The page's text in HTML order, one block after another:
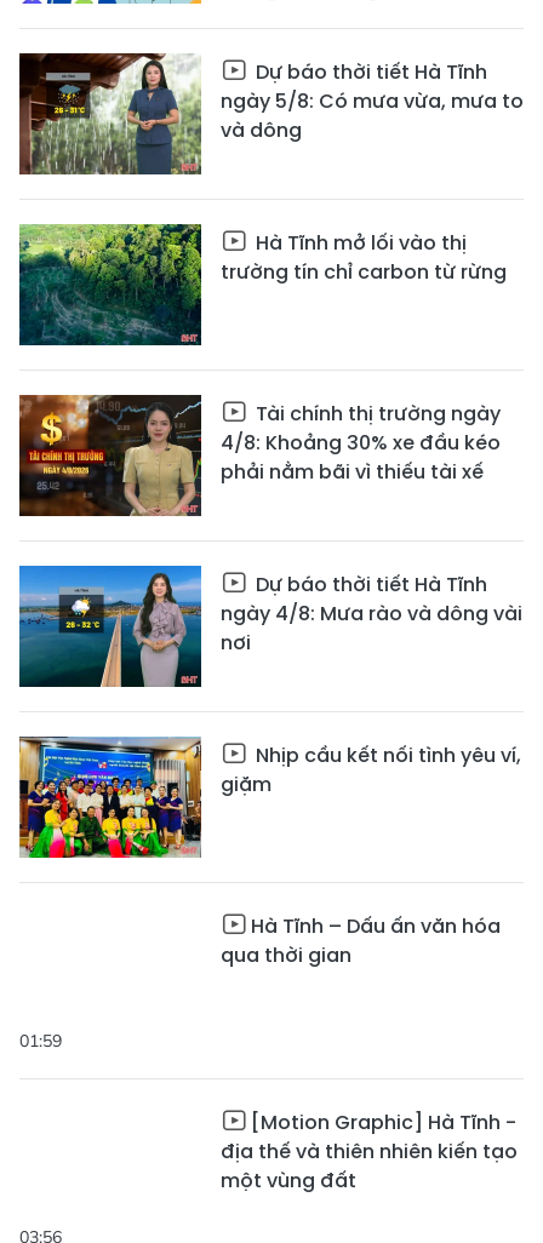
Dự báo thời tiết Hà Tĩnh
ngày 5/8: Có mưa vừa, mưa to
và dông
Hà Tĩnh mở lối vào thị
trường tín chỉ carbon từ rừng
Tài chính thị trường ngày
4/8: Khoảng 30% xe đầu kéo
phải nằm bãi vì thiếu tài xế
Dự báo thời tiết Hà Tĩnh
ngày 4/8: Mưa rào và dông vài
nơi
Nhịp cầu kết nối tình yêu ví,
giặm
01:59
Hà Tĩnh – Dấu ấn văn hóa
qua thời gian
03:56
[Motion Graphic] Hà Tĩnh -
địa thế và thiên nhiên kiến tạo
một vùng đất